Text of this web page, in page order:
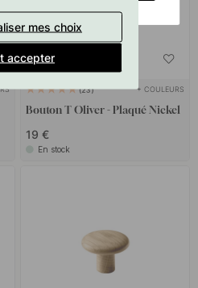
23 + COULEURS
Bouton T Oliver - Plaqué Nickel
19 €
En stock
mes choix
accepter